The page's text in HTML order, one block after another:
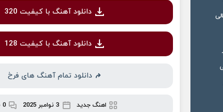
دانلود آهنگ با کیفیت 320
دانلود آهنگ با کیفیت 128
دانلود تمام آهنگ های فرخ
اهنگ جدید 3 نوامبر 2025 0 نظر